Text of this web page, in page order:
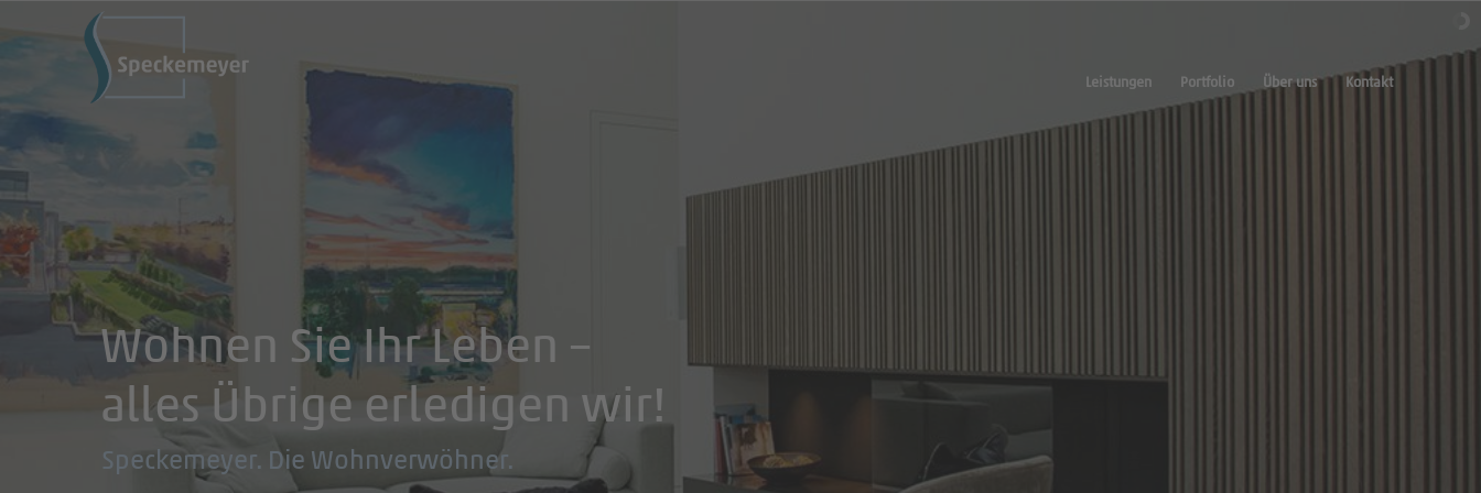
Leistungen Portfolio Über uns Kontakt
Wohnen Sie Ihr Leben –
alles Übrige erledigen wir!
Speckemeyer. Die Wohnverwöhner.